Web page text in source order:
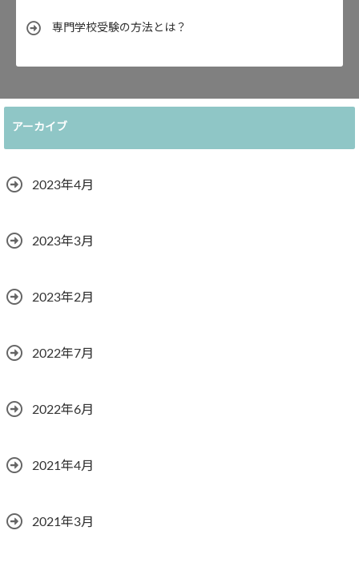
専門学校受験の方法とは？
アーカイブ
2023年4月
2023年3月
2023年2月
2022年7月
2022年6月
2021年4月
2021年3月